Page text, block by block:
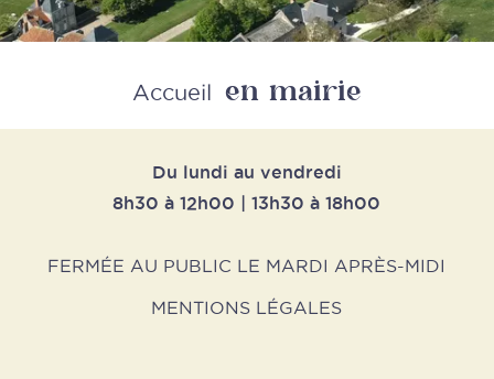
Retour
Accueil en mairie
Du lundi au vendredi
8h30 à 12h00 | 13h30 à 18h00
FERMÉE AU PUBLIC LE MARDI APRÈS-MIDI
MENTIONS LÉGALES